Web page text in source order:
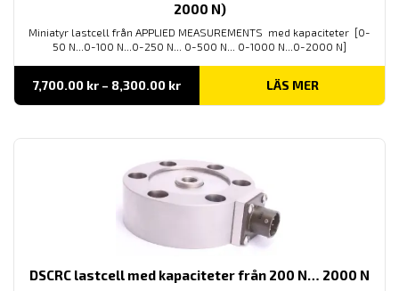
2000 N)
Miniatyr lastcell från APPLIED MEASUREMENTS med kapaciteter [0-
50 N...0-100 N...0-250 N... 0-500 N... 0-1000 N...0-2000 N]
7,700.00 kr – 8,300.00 krPrisintervall:
till
LÄS MER
DSCRC lastcell med kapaciteter från 200 N… 2000 N